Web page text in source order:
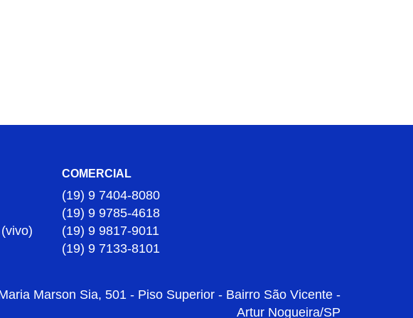
COMERCIAL
(19) 9 7404-8080
(19) 9 9785-4618
(19) 9 9817-9011
(19) 9 7133-8101
Marson Sia, 501 - Piso Superior - Bairro São Vicente -
Artur Nogueira/SP